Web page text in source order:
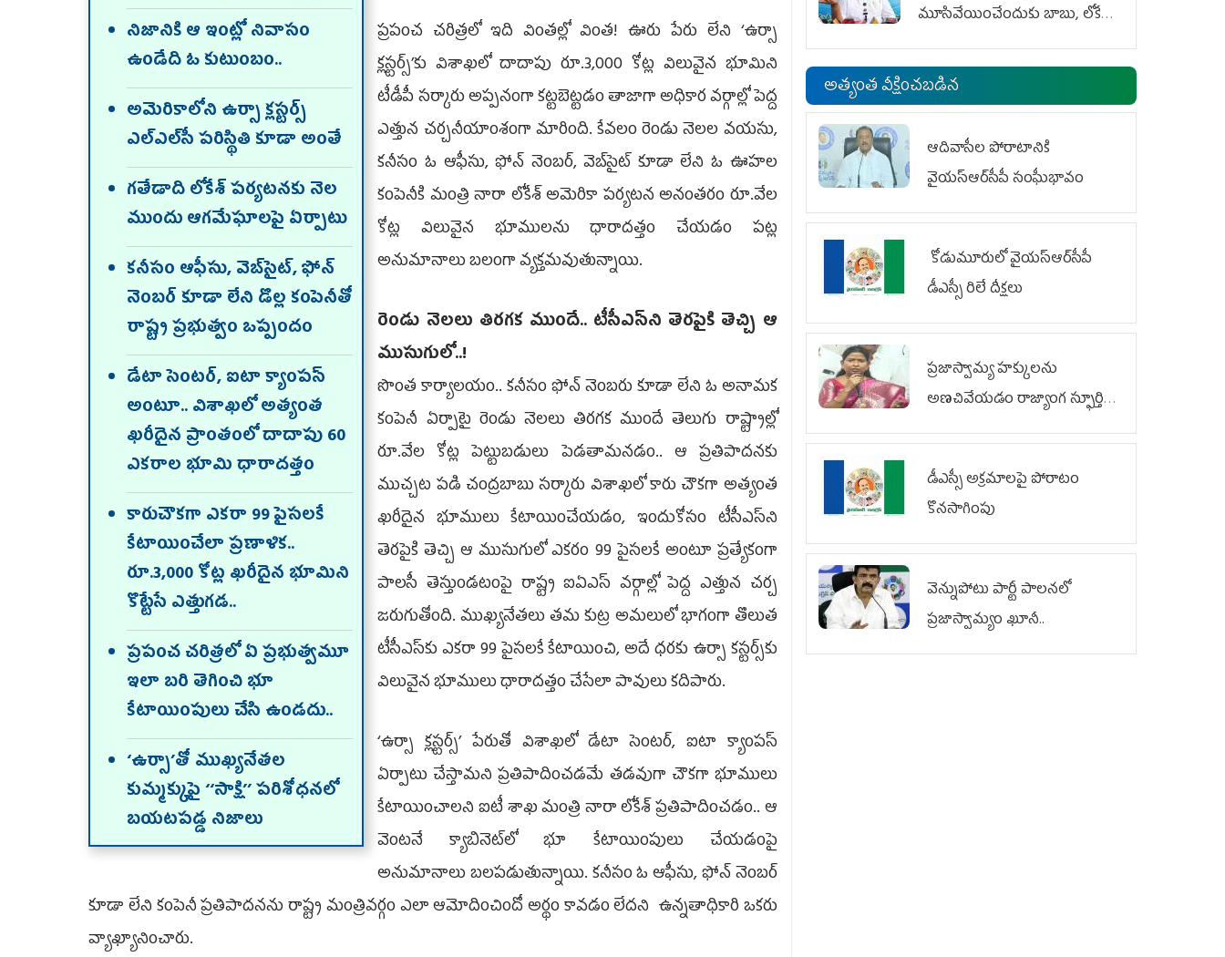
నిజానికి ఆ ఇంట్లో నివాసం
ఉండేది ఓ కుటుంబం..
అమెరికాలోని ఉర్సా క్లస్టర్స్‌
ఎల్‌ఎల్‌సీ పరిస్థితి కూడా అంతే
గతేడాది లోకేశ్‌ పర్యటనకు నెల
ముందు ఆగమేఘాలపై ఏర్పాటు
కనీసం ఆఫీసు, వెబ్‌సైట్, ఫోన్‌
నెంబర్‌ కూడా లేని డొల్ల కంపెనీతో
రాష్ట్ర ప్రభుత్వం ఒప్పందం
డేటా సెంటర్, ఐటా క్యాంపస్‌
అంటూ.. విశాఖలో అత్యంత
ఖరీదైన ప్రాంతంలో దాదాపు 60
ఎకరాల భూమి ధారాదత్తం
కారుచౌకగా ఎకరా 99 పైసలకే
కేటాయించేలా ప్రణాళిక..
రూ.3,000 కోట్ల ఖరీదైన భూమిని
కొట్టేసే ఎత్తుగడ..
ప్రపంచ చరిత్రలో ఏ ప్రభుత్వమూ
ఇలా బరి తెగించి భూ
కేటాయింపులు చేసి ఉండదు..
‘ఉర్సా’తో ముఖ్యనేతల
కుమ్మక్కుపై ‘‘సాక్షి’’ పరిశోధనలో
బయటపడ్డ నిజాలు
ప్రపంచ చరిత్రలో ఇది వింతల్లో వింత! ఊరు పేరు లేని ‘ఉర్సా
క్లస్టర్స్‌’కు విశాఖలో దాదాపు రూ.3,000 కోట్ల విలువైన భూమిని
టీడీపీ సర్కారు అప్పనంగా కట్టబెట్టడం తాజాగా అధికార వర్గాల్లో పెద్ద
ఎత్తున చర్చనీయాంశంగా మారింది. కేవలం రెండు నెలల వయసు,
కనీసం ఓ ఆఫీసు, ఫోన్‌ నెంబర్, వెబ్‌సైట్‌ కూడా లేని ఓ ఊహల
కంపెనీకి మంత్రి నారా లోకేశ్‌ అమెరికా పర్యటన అనంతరం రూ.వేల
కోట్ల విలువైన భూములను ధారాదత్తం చేయడం పట్ల
అనుమానాలు బలంగా వ్యక్తమవుతున్నాయి.
రెండు నెలలు తిరగక ముందే.. టీసీఎస్‌ని తెరపైకి తెచ్చి ఆ
ముసుగులో..!
సొంత కార్యాలయం.. కనీసం ఫోన్‌ నెంబరు కూడా లేని ఓ అనామక
కంపెనీ ఏర్పాటై రెండు నెలలు తిరగక ముందే తెలుగు రాష్ట్రాల్లో
రూ.వేల కోట్ల పెట్టుబడులు పెడతామనడం.. ఆ ప్రతిపాదనకు
ముచ్చట పడి చంద్రబాబు సర్కారు విశాఖలో కారు చౌకగా అత్యంత
ఖరీదైన భూములు కేటాయించేయడం, ఇందుకోసం టీసీఎస్‌ని
తెరపైకి తెచ్చి ఆ ముసుగులో ఎకరం 99 పైసలకే అంటూ ప్రత్యేకంగా
పాలసీ తెస్తుండటంపై రాష్ట్ర ఐఏఎస్‌ వర్గాల్లో పెద్ద ఎత్తున చర్చ
జరుగుతోంది. ముఖ్యనేతలు తమ కుట్ర అమలులో భాగంగా తొలుత
టీసీఎస్‌కు ఎకరా 99 పైసలకే కేటాయించి, అదే ధరకు ఉర్సా కస్టర్స్‌కు
విలువైన భూములు ధారాదత్తం చేసేలా పావులు కదిపారు.
‘ఉర్సా క్లస్టర్స్‌’ పేరుతో విశాఖలో డేటా సెంటర్, ఐటా క్యాంపస్‌
ఏర్పాటు చేస్తామని ప్రతిపాదించడమే తడవుగా చౌకగా భూములు
కేటాయించాలని ఐటీ శాఖ మంత్రి నారా లోకేశ్‌ ప్రతిపాదించడం.. ఆ
వెంటనే క్యాబినెట్‌లో భూ కేటాయింపులు చేయడంపై
అనుమానాలు బలపడుతున్నాయి. కనీసం ఓ ఆఫీసు, ఫోన్‌ నెంబర్‌
కూడా లేని కంపెనీ ప్రతిపాదనను రాష్ట్ర మంత్రివర్గం ఎలా ఆమోదించిందో అర్థం కావడం లేదని ఉన్నతాధికారి ఒకరు
వ్యాఖ్యానించారు.
మూసివేయించేందుకు బాబు, లోకేశ్
కుట్ర
అత్యంత వీక్షించబడిన
ఆదివాసీల పోరాటానికి
వైయ‌స్ఆర్‌సీపీ సంఘీభావం
కోడుమూరులో వైయ‌స్ఆర్‌సీపీ
డీఎస్సీ రిలే దీక్షలు
ప్రజాస్వామ్య హక్కులను
అణచివేయడం రాజ్యాంగ స్ఫూర్తికి
విరుద్ధం
డీఎస్సీ అక్రమాలపై పోరాటం
కొనసాగింపు
వెన్నుపోటు పార్టీ పాలనలో
ప్రజాస్వామ్యం ఖూనీ..